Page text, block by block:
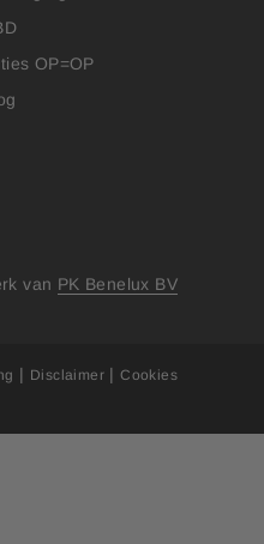
OP=OP
van PK Benelux BV
| Disclaimer|Cookies